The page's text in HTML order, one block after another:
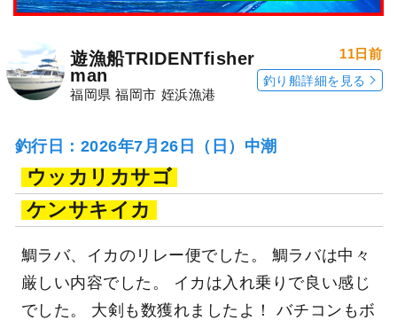
遊漁船TRIDENTfisher
man
福岡県 福岡市 姪浜漁港
11日前
釣り船詳細を見る
釣行日：2026年7月26日（日）中潮
ウッカリカサゴ
ケンサキイカ
鯛ラバ、イカのリレー便でした。 鯛ラバは中々
厳しい内容でした。 イカは入れ乗りで良い感じ
でした。 大剣も数獲れましたよ！ バチコンもボ